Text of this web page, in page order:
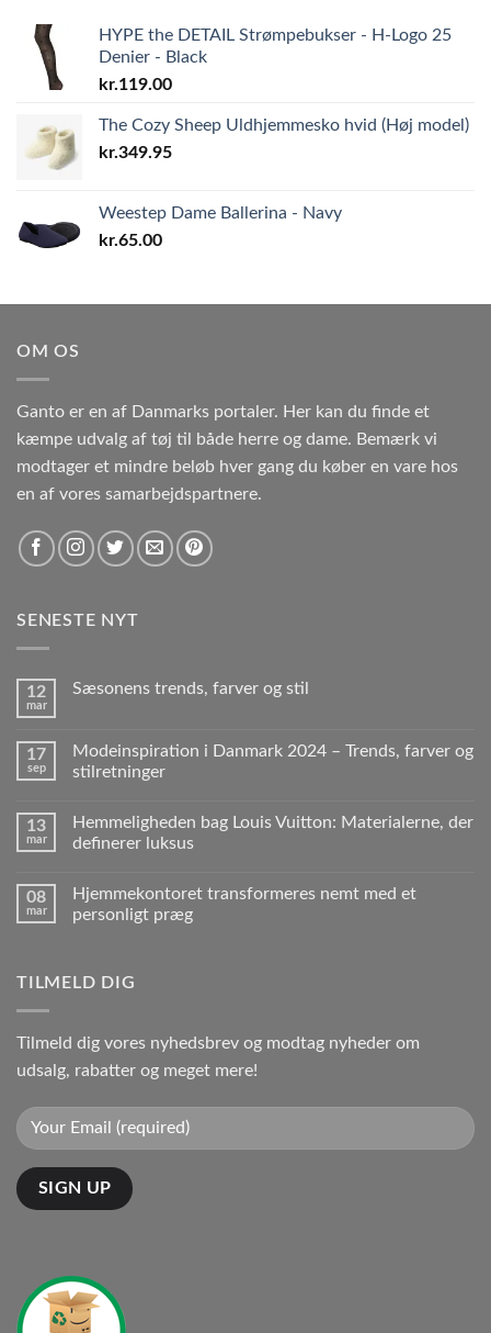
HYPE the DETAIL Strømpebukser - H-Logo 25
Denier - Black
kr.119.00
The Cozy Sheep Uldhjemmesko hvid (Høj model)
kr.349.95
Weestep Dame Ballerina - Navy
kr.65.00
OM OS
Ganto er en af Danmarks portaler. Her kan du finde et
kæmpe udvalg af tøj til både herre og dame. Bemærk vi
modtager et mindre beløb hver gang du køber en vare hos
en af vores samarbejdspartnere.
SENESTE NYT
12
mar
Sæsonens trends, farver og stil
17
sep
Modeinspiration i Danmark 2024 – Trends, farver og
stilretninger
13
mar
Hemmeligheden bag Louis Vuitton: Materialerne, der
definerer luksus
08
mar
Hjemmekontoret transformeres nemt med et
personligt præg
TILMELD DIG
Tilmeld dig vores nyhedsbrev og modtag nyheder om
udsalg, rabatter og meget mere!